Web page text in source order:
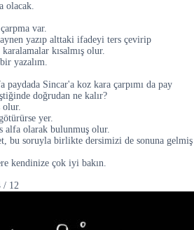
olacak.
var.
yazıp alttaki ifadeyi ters çevirip
kısalmış olur.
yazalım.
paydada Sincar'a koz kara çarpımı da pay
doğrudan ne kalır?
olur.
yer.
alfa olarak bulunmuş olur.
bu soruyla birlikte dersimizi de sonuna gelmiş
kendinize çok iyi bakın.
/ 12